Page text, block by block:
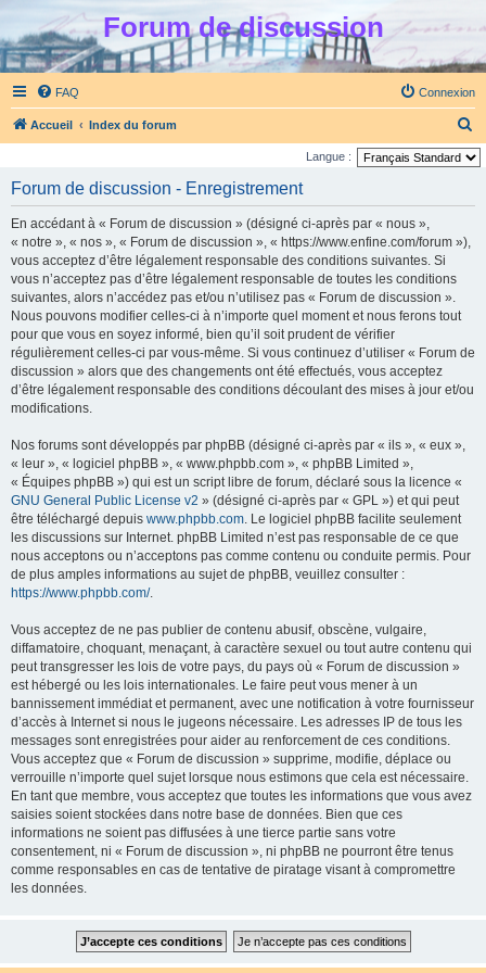
Forum de discussion
FAQ Connexion
Accueil Index du forum
e
Langue :
Forum de discussion - Enregistrement
En accédant à « Forum de discussion » (désigné ci-après par « nous »,
« notre », « nos », « Forum de discussion », « https://www.enfine.com/forum »),
vous acceptez d’être légalement responsable des conditions suivantes. Si
vous n’acceptez pas d’être légalement responsable de toutes les conditions
suivantes, alors n’accédez pas et/ou n’utilisez pas « Forum de discussion ».
Nous pouvons modifier celles-ci à n’importe quel moment et nous ferons tout
pour que vous en soyez informé, bien qu’il soit prudent de vérifier
régulièrement celles-ci par vous-même. Si vous continuez d’utiliser « Forum de
discussion » alors que des changements ont été effectués, vous acceptez
d’être légalement responsable des conditions découlant des mises à jour et/ou
modifications.
Nos forums sont développés par phpBB (désigné ci-après par « ils », « eux »,
« leur », « logiciel phpBB », « www.phpbb.com », « phpBB Limited »,
« Équipes phpBB ») qui est un script libre de forum, déclaré sous la licence «
GNU General Public License v2 » (désigné ci-après par « GPL ») et qui peut
être téléchargé depuis www.phpbb.com. Le logiciel phpBB facilite seulement
les discussions sur Internet. phpBB Limited n’est pas responsable de ce que
nous acceptons ou n’acceptons pas comme contenu ou conduite permis. Pour
de plus amples informations au sujet de phpBB, veuillez consulter :
https://www.phpbb.com/.
Vous acceptez de ne pas publier de contenu abusif, obscène, vulgaire,
diffamatoire, choquant, menaçant, à caractère sexuel ou tout autre contenu qui
peut transgresser les lois de votre pays, du pays où « Forum de discussion »
est hébergé ou les lois internationales. Le faire peut vous mener à un
bannissement immédiat et permanent, avec une notification à votre fournisseur
d’accès à Internet si nous le jugeons nécessaire. Les adresses IP de tous les
messages sont enregistrées pour aider au renforcement de ces conditions.
Vous acceptez que « Forum de discussion » supprime, modifie, déplace ou
verrouille n’importe quel sujet lorsque nous estimons que cela est nécessaire.
En tant que membre, vous acceptez que toutes les informations que vous avez
saisies soient stockées dans notre base de données. Bien que ces
informations ne soient pas diffusées à une tierce partie sans votre
consentement, ni « Forum de discussion », ni phpBB ne pourront être tenus
comme responsables en cas de tentative de piratage visant à compromettre
les données.